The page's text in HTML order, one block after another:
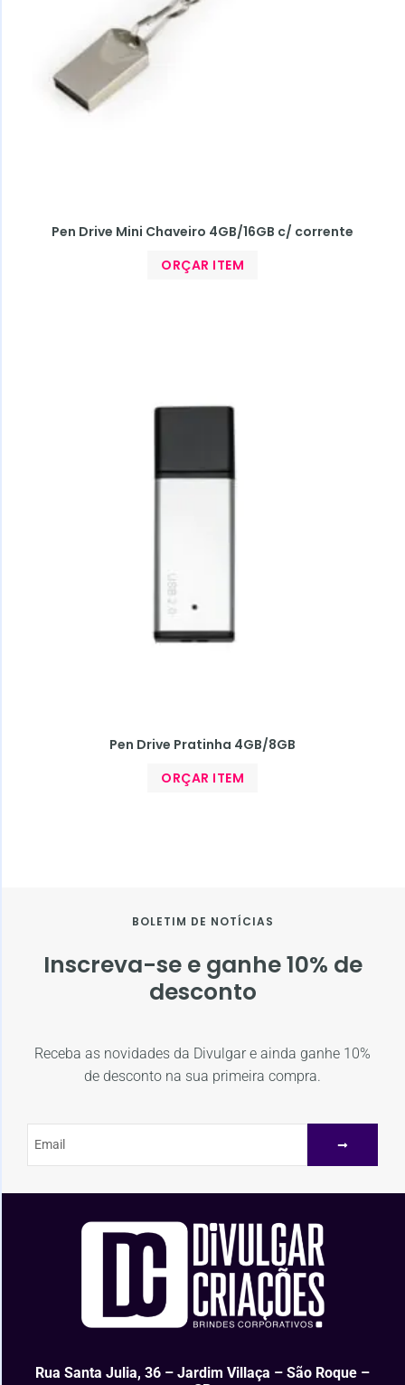
Pen Drive Mini Chaveiro 4GB/16GB c/ corrente
ORÇAR ITEM
Pen Drive Pratinha 4GB/8GB
ORÇAR ITEM
BOLETIM DE NOTÍCIAS
Inscreva-se e ganhe 10% de
desconto
Receba as novidades da Divulgar e ainda ganhe 10%
de desconto na sua primeira compra.
Rua Santa Julia, 36 – Jardim Villaça – São Roque –